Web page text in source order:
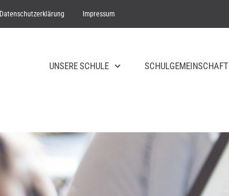
Datenschutzerklärung Impressum
UNSERE SCHULE SCHULGEMEINSCHAFT